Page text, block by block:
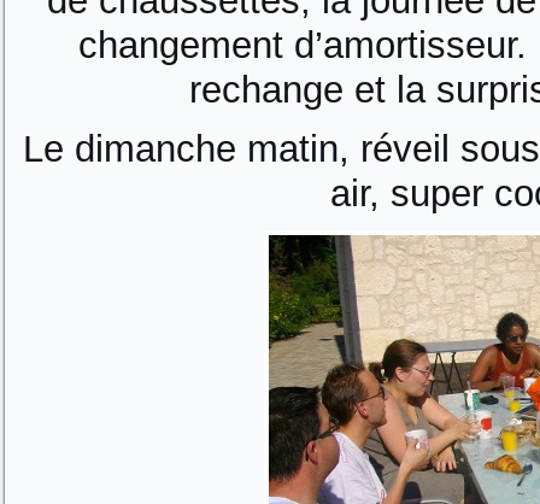
changement
rechange et la
Le dimanche matin, réveil
air, super